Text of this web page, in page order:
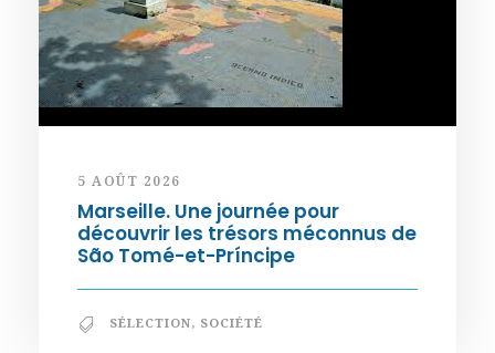
5 AOÛT 2026
Marseille. Une journée pour
découvrir les trésors méconnus de
São Tomé-et-Príncipe
SÉLECTION, SOCIÉTÉ